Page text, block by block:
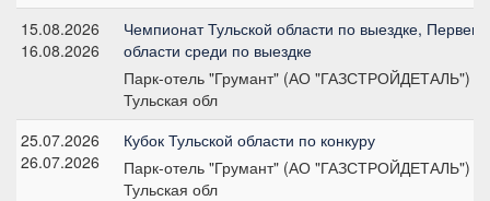
15.08.2026
16.08.2026
Чемпионат Тульской области по выездке,
области среди по выездке
Парк-отель "Грумант" (АО "ГАЗСТРОЙДЕТАЛЬ")
Тульская обл
25.07.2026
26.07.2026
Кубок Тульской области по конкуру
Парк-отель "Грумант" (АО "ГАЗСТРОЙДЕТАЛЬ")
Тульская обл